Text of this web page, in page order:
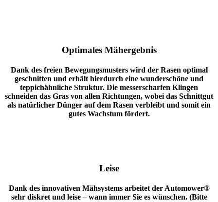
Optimales Mähergebnis
Dank des freien Bewegungsmusters wird der Rasen optimal
geschnitten und erhält hierdurch eine wunderschöne und
teppichähnliche Struktur. Die messerscharfen Klingen
schneiden das Gras von allen Richtungen, wobei das Schnittgut
als natürlicher Dünger auf dem Rasen verbleibt und somit ein
gutes Wachstum fördert.
Leise
Dank des innovativen Mähsystems arbeitet der Automower®
sehr diskret und leise – wann immer Sie es wünschen. (Bitte